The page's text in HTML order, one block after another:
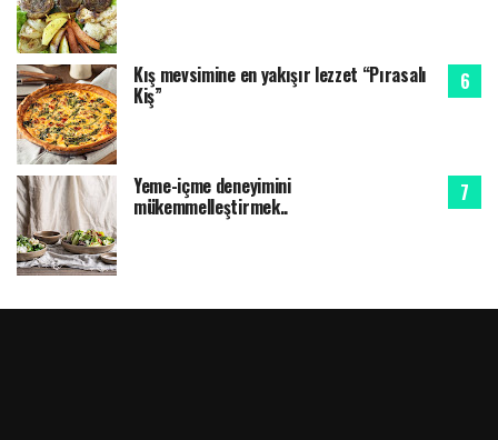
Kış mevsimine en yakışır lezzet “Pırasalı
Kiş”
Yeme-içme deneyimini
mükemmelleştirmek..